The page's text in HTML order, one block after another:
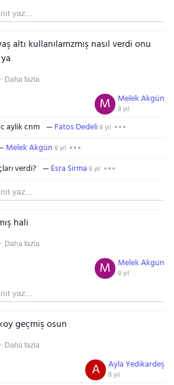
altı kullanılamzmış nasıl verdi onu
Daha fazla
Melek Akgün
8 yıl
M
aylik cnm Fatos Dedeli8 yıl
Melek Akgün 8 yıl
verdi? Esra Sirma 8 yıl
hali
Daha fazla
Melek Akgün
8 yıl
M
geçmiş osun
Daha fazla
Ayla Yedikardeş
8 yıl
A